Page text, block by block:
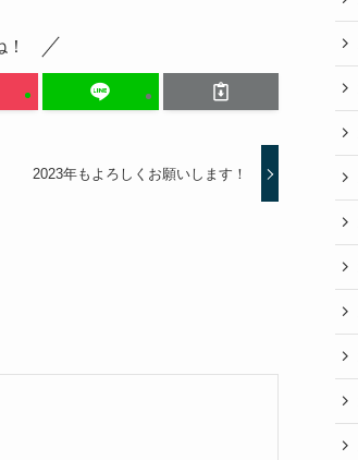
2023年もよろしくお願いします！